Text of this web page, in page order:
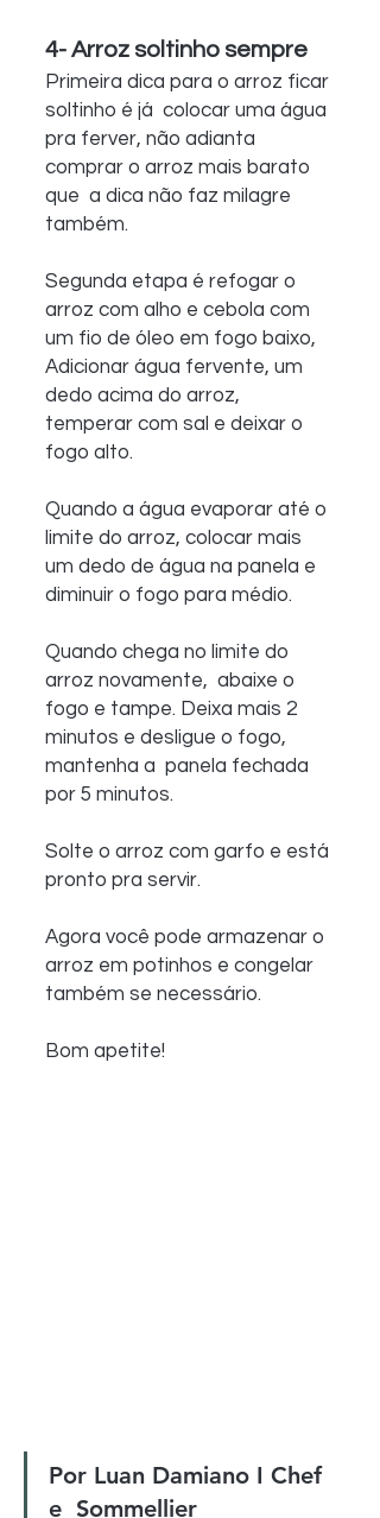
4- Arroz soltinho sempre
Primeira dica para o arroz ficar
soltinho é já  colocar uma água
pra ferver, não adianta
comprar o arroz mais barato
que  a dica não faz milagre
também.
Segunda etapa é refogar o
arroz com alho e cebola com
um fio de óleo em fogo baixo,
Adicionar água fervente, um
dedo acima do arroz,
temperar com sal e deixar o
fogo alto.
Quando a água evaporar até o
limite do arroz, colocar mais
um dedo de água na panela e
diminuir o fogo para médio.
Quando chega no limite do
arroz novamente,  abaixe o
fogo e tampe. Deixa mais 2
minutos e desligue o fogo,
mantenha a  panela fechada
por 5 minutos.
Solte o arroz com garfo e está
pronto pra servir.
Agora você pode armazenar o
arroz em potinhos e congelar
também se necessário.
Bom apetite!
Por Luan Damiano I Chef
e  Sommellier